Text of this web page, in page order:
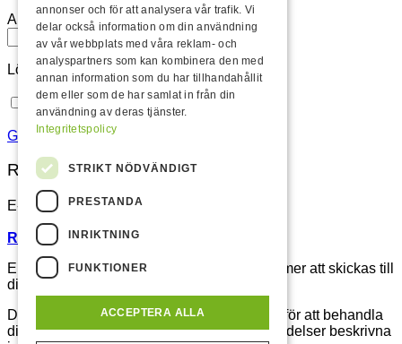
Användarnamn eller e-postadress
Lösenord*
Kom ihåg mig
Glömt ditt lösenord?
Registrera
E-postadress*
Registrera som återförsäljare istället.
En länk för att ställa in ett nytt lösenord kommer att skickas till
din e-postadress.
Dina personuppgifter kommer att användas för att behandla
din beställning, spara ordern och övriga händelser beskrivna
annonser och för att analysera vår trafik. Vi
delar också information om din användning
av vår webbplats med våra reklam- och
analyspartners som kan kombinera den med
annan information som du har tillhandahållit
dem eller som de har samlat in från din
användning av deras tjänster.
Integritetspolicy
STRIKT NÖDVÄNDIGT
PRESTANDA
INRIKTNING
FUNKTIONER
ACCEPTERA ALLA